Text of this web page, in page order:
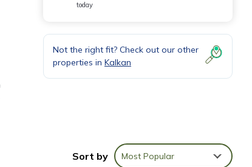
today
Not the right fit? Check out our other
properties in Kalkan
Sort by Most Popular